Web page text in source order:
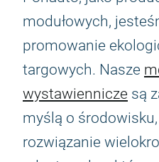
modułowych,
promowanie
targowych. Nasze
wystawiennicze są
myślą o
rozwiązanie